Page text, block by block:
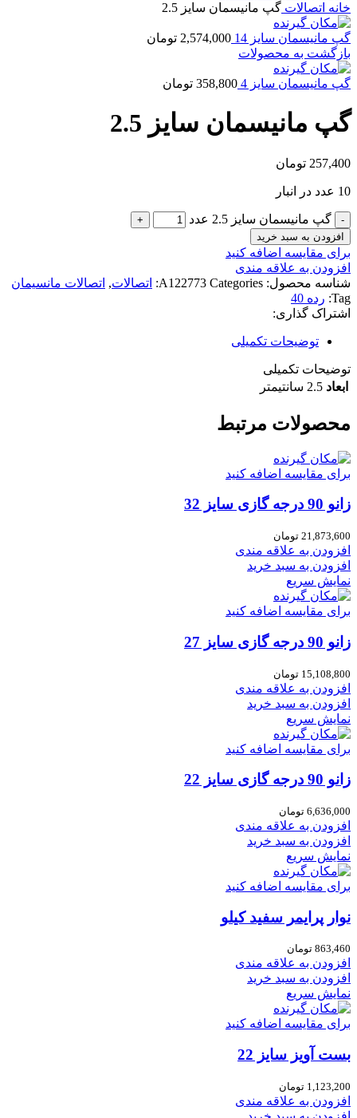
خانه اتصالات گپ مانیسمان سایز 2.5
گپ مانیسمان سایز 14 2,574,000 تومان
بازگشت به محصولات
گپ مانیسمان سایز 4 358,800 تومان
گپ مانیسمان سایز 2.5
257,400 تومان
10 عدد در انبار
گپ مانیسمان سایز 2.5 عدد
افزودن به سبد خرید
برای مقایسه اضافه کنید
افزودن به علاقه مندی
شناسه محصول:
A122773 Categories: اتصالات, اتصالات مانسیمان
Tag: رده 40
اشتراک گذاری:
توضیحات تکمیلی
توضیحات تکمیلی
ابعاد 2.5 سانتیمتر
محصولات مرتبط
برای مقایسه اضافه کنید
زانو 90 درجه گازی سایز 32
21,873,600 تومان
افزودن به علاقه مندی
افزودن به سبد خرید
نمایش سریع
برای مقایسه اضافه کنید
زانو 90 درجه گازی سایز 27
15,108,800 تومان
افزودن به علاقه مندی
افزودن به سبد خرید
نمایش سریع
برای مقایسه اضافه کنید
زانو 90 درجه گازی سایز 22
6,636,000 تومان
افزودن به علاقه مندی
افزودن به سبد خرید
نمایش سریع
برای مقایسه اضافه کنید
نوار پرایمر سفید کیلو
863,460 تومان
افزودن به علاقه مندی
افزودن به سبد خرید
نمایش سریع
برای مقایسه اضافه کنید
بست آویز سایز 22
1,123,200 تومان
افزودن به علاقه مندی